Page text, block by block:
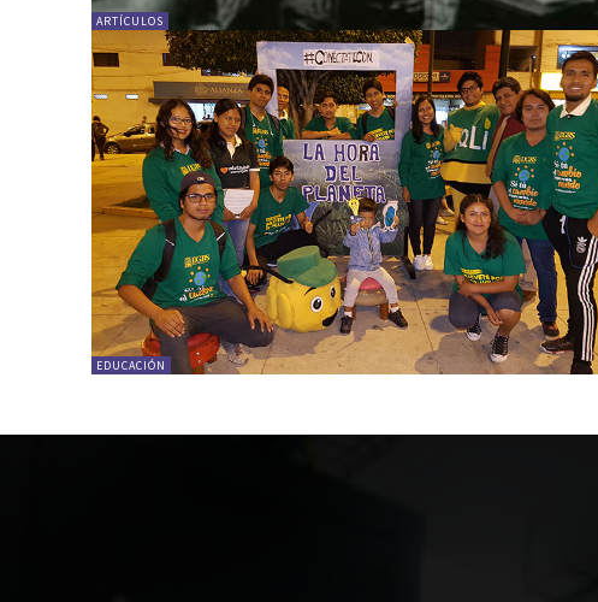
ARTÍCULOS
EDUCACIÓN